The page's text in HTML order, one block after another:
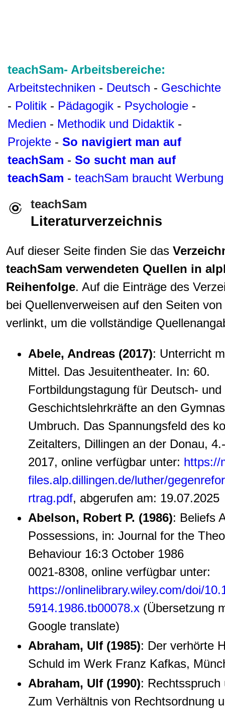
teachSam- Arbeitsbereiche:
Arbeitstechniken - Deutsch - Geschichte
- Politik - Pädagogik - Psychologie -
Medien - Methodik und Didaktik -
Projekte - So navigiert man auf
teachSam - So sucht man auf
teachSam - teachSam braucht Werbung
teachSam
Literaturverzeichnis
Auf dieser Seite finden Sie das
teachSam verwendeten Quellen in
Reihenfolge. Auf die Einträge des
bei Quellenverweisen auf den Seiten
verlinkt, um die vollständige
Abele, Andreas (2017): Unterricht
Mittel. Das Jesuitentheater. In: 60.
Fortbildungstagung für Deutsch- und
Geschichtslehrkräfte an den
Umbruch. Das Spannungsfeld des
Zeitalters, Dillingen an der Donau,
2017, online verfügbar unter: https://
files.alp.dillingen.de/luther/
rtrag.pdf, abgerufen am: 19.07.2025
Abelson, Robert P. (1986): Beliefs
Possessions, in: Journal for the
Behaviour 16:3 October 1986
0021-8308, online verfügbar unter:
https://onlinelibrary.wiley.com/doi/
5914.1986.tb00078.x (Übersetzung
Google translate)
Abraham, Ulf (1985): Der verhörte
Schuld im Werk Franz Kafkas,
Abraham, Ulf (1990):
Zum Verhältnis von Rechtsordnung